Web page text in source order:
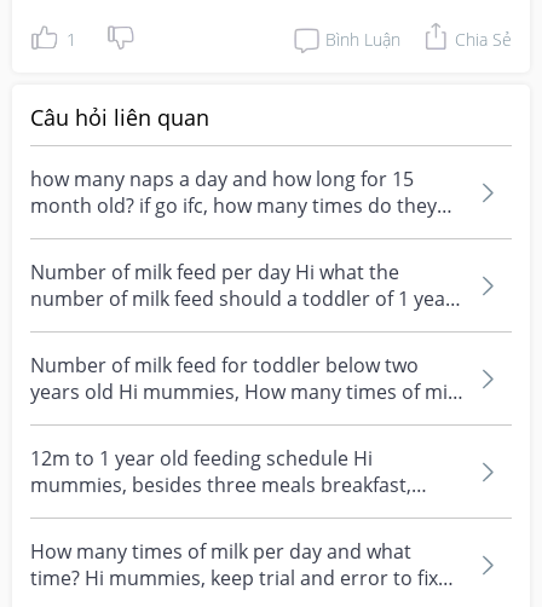
1 Bình Luận Chia Sẻ
Câu hỏi liên quan
how many naps a day and how long for 15
month old? if go ifc, how many times do they
nap?
Number of milk feed per day Hi what the
number of milk feed should a toddler of 1 year
old plus be d...
Number of milk feed for toddler below two
years old Hi mummies, How many times of milk
feed should...
12m to 1 year old feeding schedule Hi
mummies, besides three meals breakfast,
lunch and dinner. How...
How many times of milk per day and what
time? Hi mummies, keep trial and error to fix